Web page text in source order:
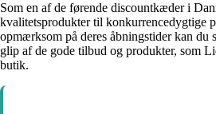
Som en af de førende discountkæder i
kvalitetsprodukter til konkurrencedygtige
opmærksom på deres åbningstider kan du
glip af de gode tilbud og produkter, som
butik.